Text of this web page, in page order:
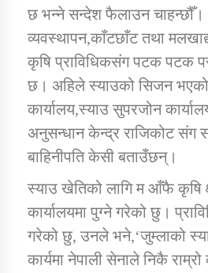
तातोपानी गाउँपालिका
छ भन्ने सन्देश फैलाउन चाहन्छौँ।
व्यवस्थापन,काँटछाँट तथा
कृषि प्राविधिकसंग पटक पटक
छ। अहिले स्याउको सिजन
कार्यालय,स्याउ सुपरजोन
अनुसन्धान केन्द्र राजिकोट संग
बाहिनीपति केसी बताउँछन्।
स्याउ खेतिको लागि म आँफै कृषि
कार्यालयमा पुग्ने गरेको छु।
गरेको छु, उनले भने,‘जुम्लाको
कार्यमा नेपाली सेनाले निकै